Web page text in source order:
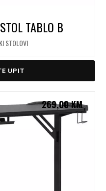
TABLO B
STOLOVI
UPIT
269,00KM